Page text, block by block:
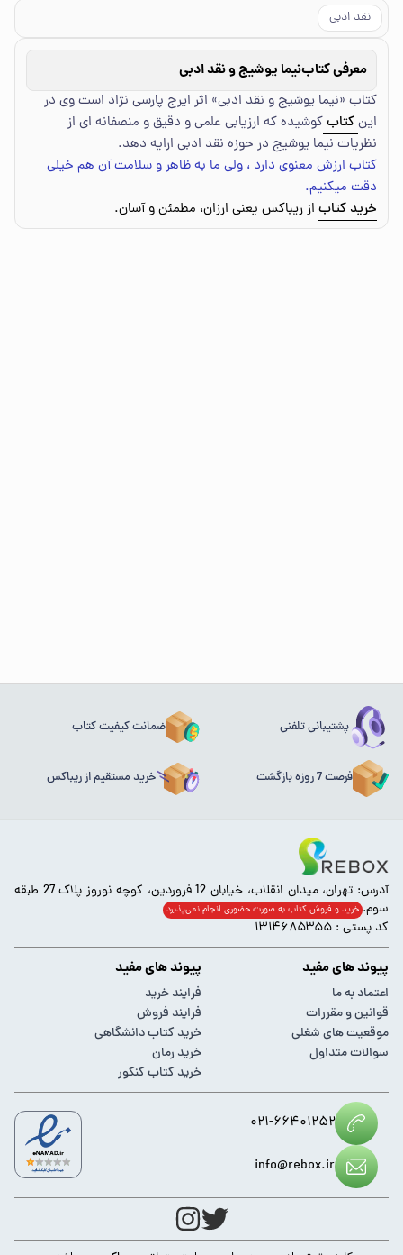
نقد ادبی
معرفی کتابنیما یوشیج و نقد ادبی
کتاب «نیما یوشیج و نقد ادبی» اثر ایرج پارسی نژاد است وی در
اینکتابکوشیده که ارزیابی علمی و دقیق و منصفانه ای از
نظریات نیما یوشیج در حوزه نقد ادبی ارایه دهد.
کتاب ارزش معنوی دارد ، ولی ما به ظاهر و سلامت آن هم خیلی
دقت میکنیم.
خرید کتاب از ریباکس یعنی ارزان، مطمئن و آسان.
پشتیبانی تلفنی ضمانت کیفیت کتاب
فرصت 7 روزه بازگشت خرید مستقیم از ریباکس
آدرس: تهران، میدان انقلاب، خیابان 12 فروردین، کوچه نوروز پلاک 27 طبقه
سوم. خرید و فروش کتاب به صورت حضوری انجام‌ نمی‌پذیرد
کد پستی : ۱۳۱۴۶۸۵۳۵۵
پیوند های مفید
اعتماد به ما
قوانین و مقررات
موقعیت های شغلی
سوالات متداول
پیوند های مفید
فرایند خرید
فرایند فروش
خرید کتاب دانشگاهی
خرید رمان
خرید کتاب کنکور
۰۲۱-۶۶۴۰۱۲۵۲
info@rebox.ir